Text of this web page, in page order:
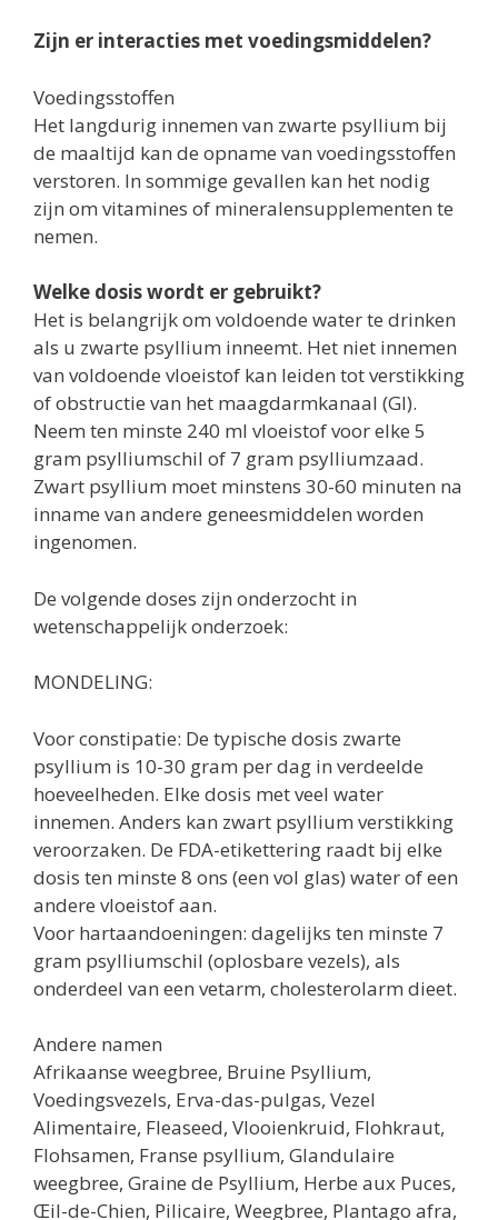
Zijn er interacties met voedingsmiddelen?
Voedingsstoffen
Het langdurig innemen van zwarte psyllium bij
de maaltijd kan de opname van voedingsstoffen
verstoren. In sommige gevallen kan het nodig
zijn om vitamines of mineralensupplementen te
nemen.
Welke dosis wordt er gebruikt?
Het is belangrijk om voldoende water te drinken
als u zwarte psyllium inneemt. Het niet innemen
van voldoende vloeistof kan leiden tot verstikking
of obstructie van het maagdarmkanaal (GI).
Neem ten minste 240 ml vloeistof voor elke 5
gram psylliumschil of 7 gram psylliumzaad.
Zwart psyllium moet minstens 30-60 minuten na
inname van andere geneesmiddelen worden
ingenomen.
De volgende doses zijn onderzocht in
wetenschappelijk onderzoek:
MONDELING:
Voor constipatie: De typische dosis zwarte
psyllium is 10-30 gram per dag in verdeelde
hoeveelheden. Elke dosis met veel water
innemen. Anders kan zwart psyllium verstikking
veroorzaken. De FDA-etikettering raadt bij elke
dosis ten minste 8 ons (een vol glas) water of een
andere vloeistof aan.
Voor hartaandoeningen: dagelijks ten minste 7
gram psylliumschil (oplosbare vezels), als
onderdeel van een vetarm, cholesterolarm dieet.
Andere namen
Afrikaanse weegbree, Bruine Psyllium,
Voedingsvezels, Erva-das-pulgas, Vezel
Alimentaire, Fleaseed, Vlooienkruid, Flohkraut,
Flohsamen, Franse psyllium, Glandulaire
weegbree, Graine de Psyllium, Herbe aux Puces,
Œil-de-Chien, Pilicaire, Weegbree, Plantago afra,